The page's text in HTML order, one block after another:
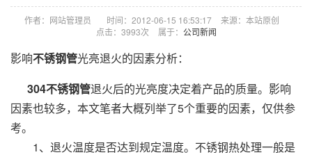
作者：网站管理员 时间：2012-06-15 16:53:17
来源：本站原创
点击：3993次
属于： 公司新闻
影响不锈钢管光亮退火的因素分析：
304不锈钢管退火后的光亮度决定着产品的质量。影响
因素也较多，本文笔者大概列举了5个重要的因素，仅供参
考。
1、退火温度是否达到规定温度。不锈钢热处理一般是